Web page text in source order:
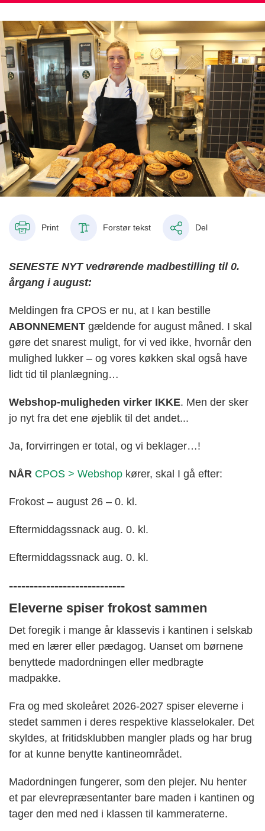
Print Forstør tekst Del
SENESTE NYT vedrørende madbestilling til 0.
årgang i august:
Meldingen fra CPOS er nu, at I kan bestille
ABONNEMENT gældende for august måned. I skal
gøre det snarest muligt, for vi ved ikke, hvornår den
mulighed lukker – og vores køkken skal også have
lidt tid til planlægning…
Webshop-muligheden virker IKKE. Men der sker
jo nyt fra det ene øjeblik til det andet...
Ja, forvirringen er total, og vi beklager…!
NÅR CPOS > Webshop kører, skal I gå efter:
Frokost – august 26 – 0. kl.
Eftermiddagssnack aug. 0. kl.
Eftermiddagssnack aug. 0. kl.
----------------------------
Eleverne spiser frokost sammen
Det foregik i mange år klassevis i kantinen i selskab
med en lærer eller pædagog. Uanset om børnene
benyttede madordningen eller medbragte
madpakke.
Fra og med skoleåret 2026-2027 spiser eleverne i
stedet sammen i deres respektive klasselokaler. Det
skyldes, at fritidsklubben mangler plads og har brug
for at kunne benytte kantineområdet.
Madordningen fungerer, som den plejer. Nu henter
et par elevrepræsentanter bare maden i kantinen og
tager den med ned i klassen til kammeraterne.